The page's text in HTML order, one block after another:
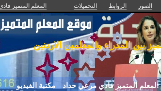
الصور الروابط التحميلات المعلم المتميز
بين المدراء والمعلمين الاردنين
المعلم المتميز فادي مرعي حداد مكتبة الفيديو